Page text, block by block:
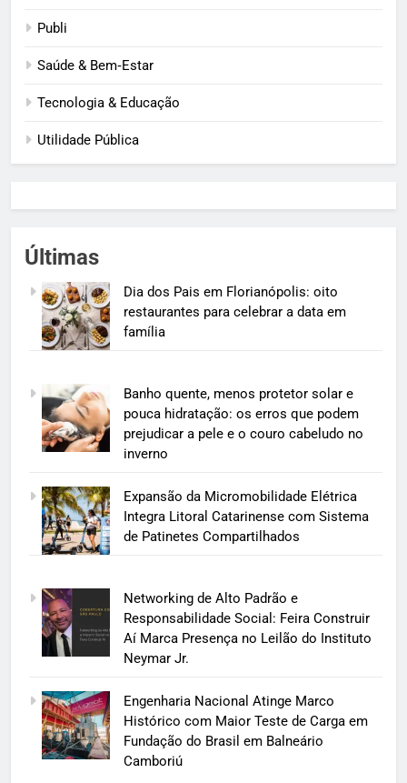
Publi
Saúde & Bem‑Estar
Tecnologia & Educação
Utilidade Pública
Últimas
Dia dos Pais em Florianópolis: oito
restaurantes para celebrar a data em
família
Banho quente, menos protetor solar e
pouca hidratação: os erros que podem
prejudicar a pele e o couro cabeludo no
inverno
Expansão da Micromobilidade Elétrica
Integra Litoral Catarinense com Sistema
de Patinetes Compartilhados
Networking de Alto Padrão e
Responsabilidade Social: Feira Construir
Aí Marca Presença no Leilão do Instituto
Neymar Jr.
Engenharia Nacional Atinge Marco
Histórico com Maior Teste de Carga em
Fundação do Brasil em Balneário
Camboriú